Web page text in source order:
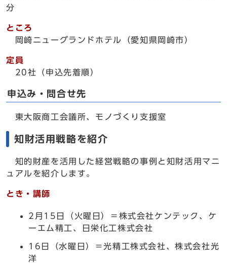
分
ところ
岡崎ニューグランドホテル（愛知県岡崎市）
定員
20社（申込先着順）
申込み・問合せ先
東大阪商工会議所、モノづくり支援室
知財活用戦略を紹介
知的財産を活用した経営戦略の事例と知財活用マニ
ュアルを紹介します。
とき・講師
2月15日（火曜日）＝株式会社ケンテック、ケ
ーエム精工、日栄化工株式会社
16日（水曜日）＝光精工株式会社、株式会社光
洋